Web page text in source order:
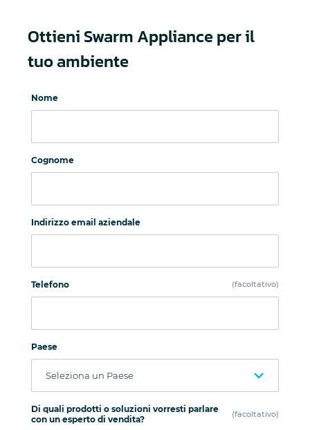
Ottieni Swarm Appliance per il
tuo ambiente
Nome
Cognome
Indirizzo email aziendale
Telefono (facoltativo)
Paese
Di quali prodotti o soluzioni vorresti parlare
con un esperto di vendita?
(facoltativo)